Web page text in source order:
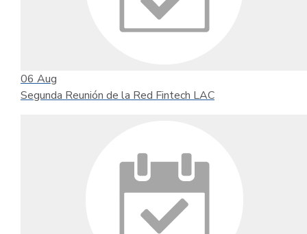
06 Aug
Segunda Reunión de la Red Fintech LAC